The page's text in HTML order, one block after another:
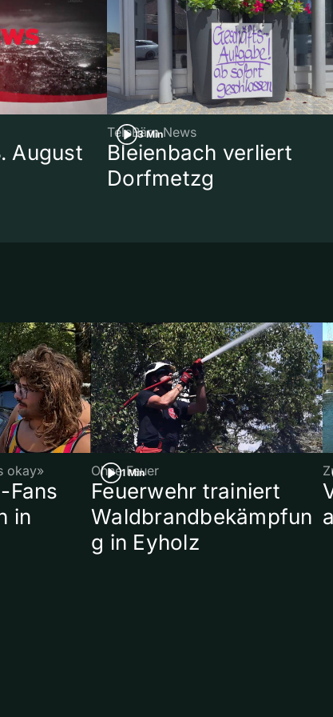
August
3 Min
TeleBärn News
Bleienbach verliert
Dorfmetzg
okay»
Fans
in
1 Min
Ohne Feuer
Feuerwehr trainiert
Waldbrandbekämpfun
g in Eyholz